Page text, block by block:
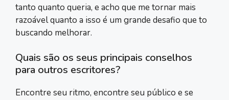
tanto quanto queria, e acho que me tornar mais
razoável quanto a isso é um grande desafio que to
buscando melhorar.
Quais são os seus principais conselhos
para outros escritores?
Encontre seu ritmo, encontre seu público e se